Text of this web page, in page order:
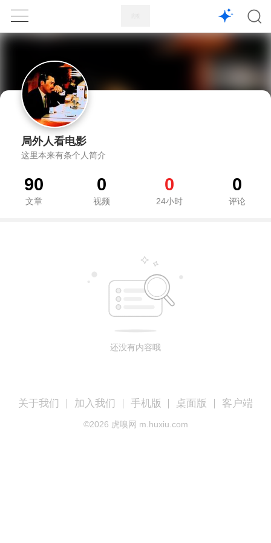
1X
局外人看电影
这里本来有条个人简介
90
文章
0
视频
0
24小时
0
评论
还没有内容哦
关于我们 加入我们 手机版 桌面版 客户端
©2026 虎嗅网 m.huxiu.com